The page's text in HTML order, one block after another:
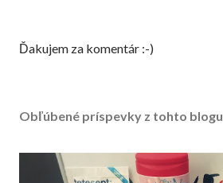
Z
e
n
Ďakujem za komentár :-)
Obľúbené príspevky z tohto blogu